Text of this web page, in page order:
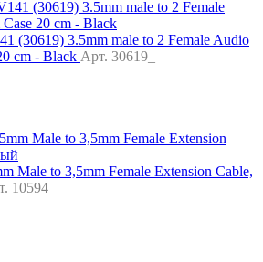
(30619) 3.5mm male to 2 Female Audio
cm - Black Арт. 30619_
Male to 3,5mm Female Extension Cable,
10594_